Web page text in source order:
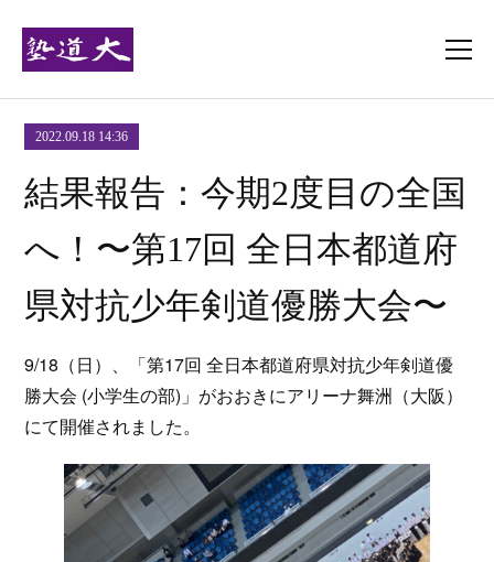
2022.09.18 14:36
結果報告：今期2度目の全国
へ！〜第17回 全日本都道府
県対抗少年剣道優勝大会〜
9/18（日）、「第17回 全日本都道府県対抗少年剣道優
勝大会 (小学生の部)」がおおきにアリーナ舞洲（大阪）
にて開催されました。